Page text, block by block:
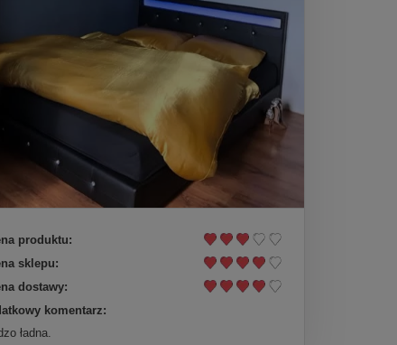
produktu:
sklepu:
dostawy:
komentarz:
ładna.